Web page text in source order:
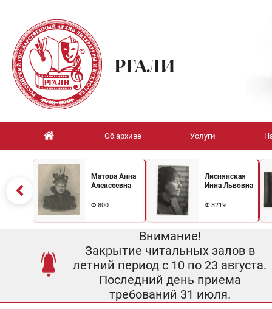
РГАЛИ
Об архиве Услуги
Матова Анна
Алексеевна
Ф.800
Лиснянская
Инна Львовна
Ф.3219
Внимание!
Закрытие читальных залов в
летний период с 10 по 23 августа.
Последний день приема
требований 31 июля.